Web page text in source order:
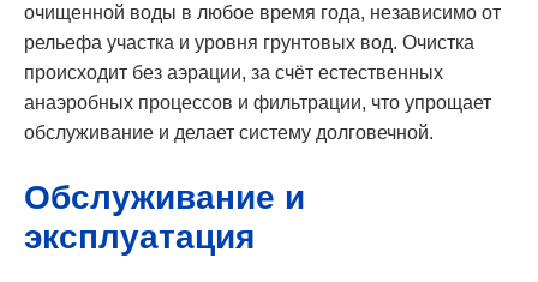
очищенной воды в любое время года, независимо от
рельефа участка и уровня грунтовых вод. Очистка
происходит без аэрации, за счёт естественных
анаэробных процессов и фильтрации, что упрощает
обслуживание и делает систему долговечной.
Обслуживание и
эксплуатация